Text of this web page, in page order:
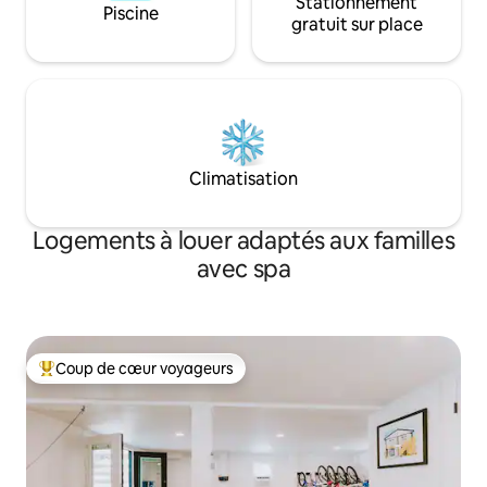
Piscine
gratuit sur place
Climatisation
Logements à louer adaptés aux familles
avec spa
Coup de cœur voyageurs parmi les plus aimés
Coup de cœur voyageurs